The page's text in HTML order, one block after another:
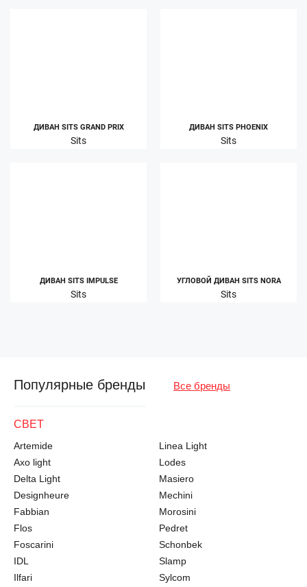
ДИВАН SITS GRAND PRIX
Sits
ДИВАН SITS PHOENIX
Sits
ДИВАН SITS IMPULSE
Sits
УГЛОВОЙ ДИВАН SITS NORA
Sits
Популярные бренды Все бренды
СВЕТ
Artemide
Axo light
Delta Light
Designheure
Fabbian
Flos
Foscarini
IDL
Ilfari
Linea Light
Lodes
Masiero
Mechini
Morosini
Pedret
Schonbek
Slamp
Sylcom